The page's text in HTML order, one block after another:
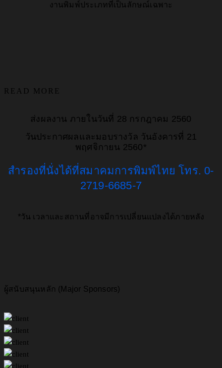
งานพิมพ์ประเภทที่เป็นลักษณ์เฉพาะ
READ MORE
ส่งผลงาน ภายในวันที่ 28 กรกฎาคม 2560
วันประกาศผลและมอบรางวัล วันอังคารที่ 21
พฤศจิกายน 2560*
สำรองที่นั่งได้ที่สมาคมการพิมพ์ไทย โทร. 0-
2719-6685-7
*วัน เวลาและสถานที่อาจมีการเปลี่ยนแปลงได้ภายหลัง
ผู้สนับสนุนหลัก (Major Sponsors)